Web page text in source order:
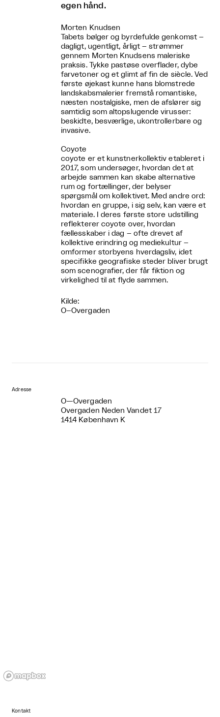
egen hånd.
Morten Knudsen
Tabets bølger og byrdefulde genkomst –
dagligt, ugentligt, årligt – strømmer
gennem Morten Knudsens maleriske
praksis. Tykke pastøse overflader, dybe
farvetoner og et glimt af fin de siècle. Ved
første øjekast kunne hans blomstrede
landskabsmalerier fremstå romantiske,
næsten nostalgiske, men de afslører sig
samtidig som altopslugende virusser:
beskidte, besværlige, ukontrollerbare og
invasive.
Coyote
coyote er et kunstnerkollektiv etableret i
2017, som undersøger, hvordan det at
arbejde sammen kan skabe alternative
rum og fortællinger, der belyser
spørgsmål om kollektivet. Med andre ord:
hvordan en gruppe, i sig selv, kan være et
materiale. I deres første store udstilling
reflekterer coyote over, hvordan
fællesskaber i dag – ofte drevet af
kollektive erindring og mediekultur –
omformer storbyens hverdagsliv, idet
specifikke geografiske steder bliver brugt
som scenografier, der får fiktion og
virkelighed til at flyde sammen.
Kilde:
O–Overgaden
Adresse
O—Overgaden
Overgaden Neden Vandet 17
1414 København K
Kontakt